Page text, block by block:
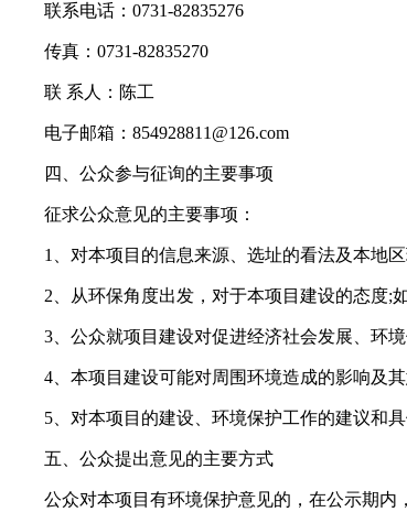
联系电话：0731-82835276
传真：0731-82835270
联 系人：陈工
电子邮箱：854928811@126.com
四、公众参与征询的主要事项
征求公众意见的主要事项：
1、对本项目的信息来源、选址的看法及本地区
2、从环保角度出发，对于本项目建设的态度;
3、公众就项目建设对促进经济社会发展、环境
4、本项目建设可能对周围环境造成的影响及其
5、对本项目的建设、环境保护工作的建议和具
五、公众提出意见的主要方式
公众对本项目有环境保护意见的，在公示期内